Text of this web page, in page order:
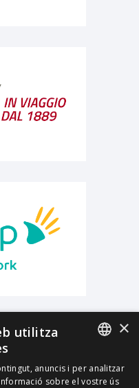
ENGLISH
×
utilitza
anuncis i per analitzar
sobre el vostre ús